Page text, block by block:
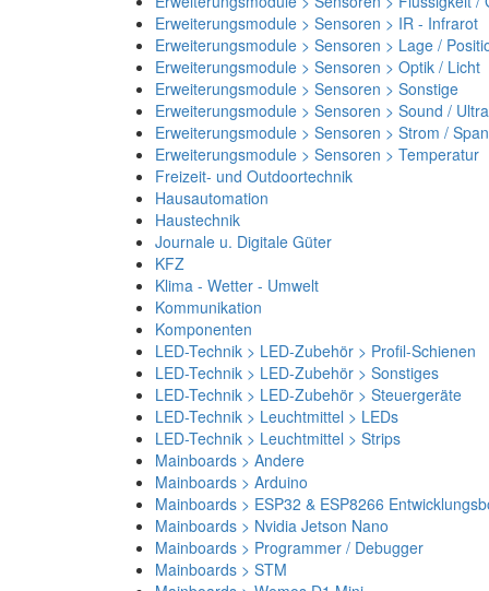
Erweiterungsmodule > Sensoren > IR - Infrarot
Erweiterungsmodule > Sensoren > Lage /
Erweiterungsmodule > Sensoren > Optik / Licht
Erweiterungsmodule > Sensoren > Sonstige
Erweiterungsmodule > Sensoren > Sound /
Erweiterungsmodule > Sensoren > Strom /
Erweiterungsmodule > Sensoren > Temperatur
Freizeit- und Outdoortechnik
Hausautomation
Haustechnik
Journale u. Digitale Güter
KFZ
Klima - Wetter - Umwelt
Kommunikation
Komponenten
LED-Technik > LED-Zubehör > Profil-Schienen
LED-Technik > LED-Zubehör > Sonstiges
LED-Technik > LED-Zubehör > Steuergeräte
LED-Technik > Leuchtmittel > LEDs
LED-Technik > Leuchtmittel > Strips
Mainboards > Andere
Mainboards > Arduino
Mainboards > ESP32 & ESP8266
Mainboards > Nvidia Jetson Nano
Mainboards > Programmer / Debugger
Mainboards > STM